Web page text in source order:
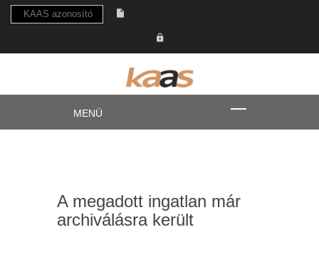
A megadott ingatlan már
archiválásra került